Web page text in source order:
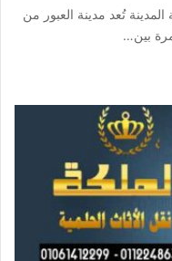
تُعد مدينة العبور من
بين…